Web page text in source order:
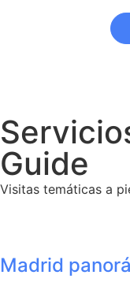
Guide
Visitas temáticas a
Madrid